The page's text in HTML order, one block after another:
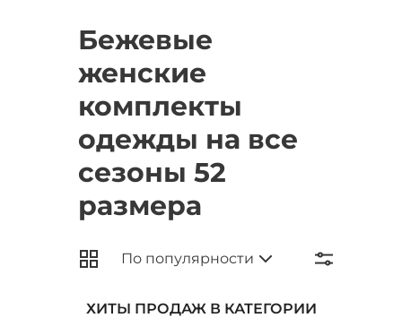
Бежевые
женские
комплекты
одежды на все
сезоны 52
размера
ХИТЫ ПРОДАЖ В КАТЕГОРИИ